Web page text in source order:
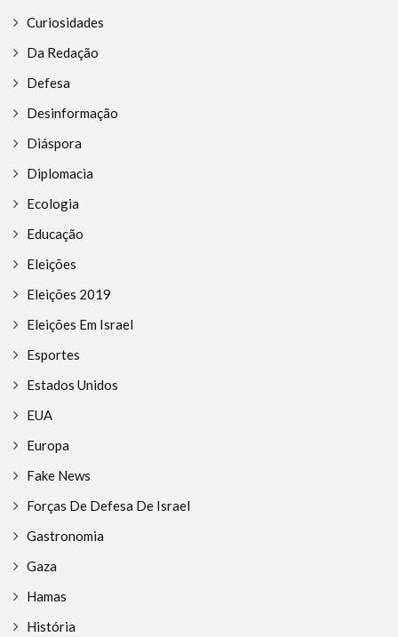
Curiosidades
Da Redação
Defesa
Desinformação
Diáspora
Diplomacia
Ecologia
Educação
Eleições
Eleições 2019
Eleições Em Israel
Esportes
Estados Unidos
EUA
Europa
Fake News
Forças De Defesa De Israel
Gastronomia
Gaza
Hamas
História